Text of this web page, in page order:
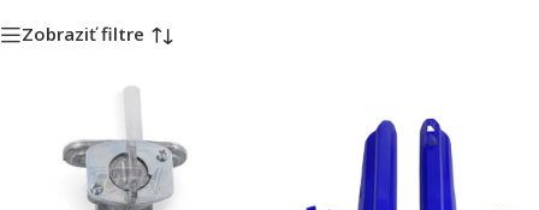
Zobraziť filtre